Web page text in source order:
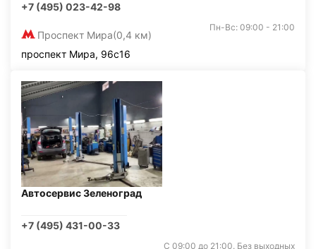
+7 (495) 023-42-98
Проспект Мира(0,4 км)
Пн-Вс: 09:00 - 21:00
проспект Мира, 96с16
Автосервис Зеленоград
+7 (495) 431-00-33
С 09:00 до 21:00. Без выходных